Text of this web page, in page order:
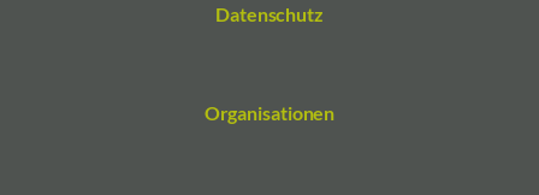
Datenschutz
Organisationen